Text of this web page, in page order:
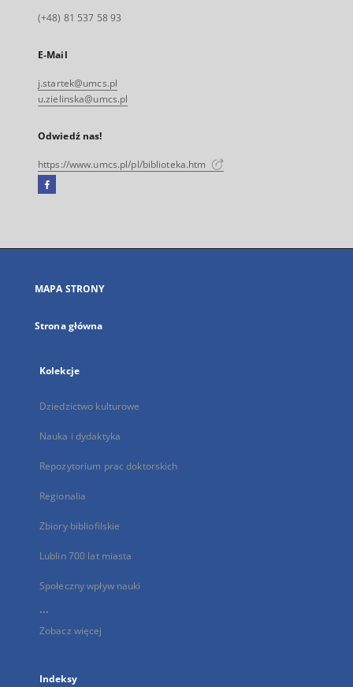
(+48) 81 537 58 93
E-Mail
j.startek@umcs.pl
u.zielinska@umcs.pl
Odwiedź nas!
https://www.umcs.pl/pl/biblioteka.htm
Facebook
się
karcie
MAPA STRONY
Strona główna
Kolekcje
Dziedzictwo kulturowe
Nauka i dydaktyka
Repozytorium prac doktorskich
Regionalia
Zbiory bibliofilskie
Lublin 700 lat miasta
Społeczny wpływ nauki
...
Zobacz więcej
Indeksy